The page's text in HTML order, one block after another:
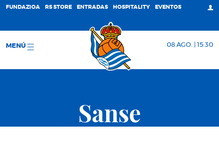
FUNDAZIOA RS STORE ENTRADAS HOSPITALITY EVENTOS
MENÚ 08 AGO. | 15:30
Sanse